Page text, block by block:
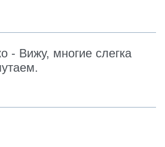
- Вижу, многие слегка